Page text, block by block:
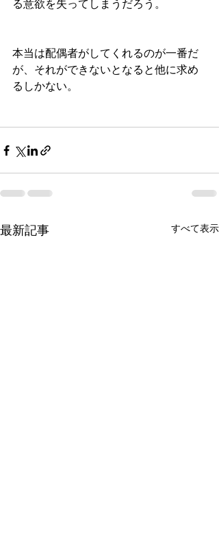
る意欲を失ってしまうだろう。
本当は配偶者がしてくれるのが一番だ
が、それができないとなると他に求め
るしかない。
最新記事 すべて表示